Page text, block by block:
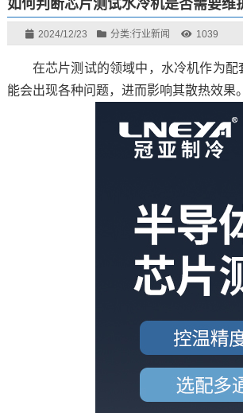
如何判断芯片测试水冷机是否需要维
2024/12/23 分类:行业新闻 1039
在芯片测试的领域中，水冷机作为
能会出现各种问题，进而影响其散热效果